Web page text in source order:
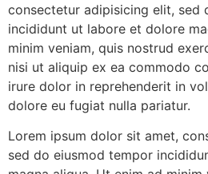
consectetur adipisicing elit, sed
incididunt ut labore et dolore
minim veniam, quis nostrud
nisi ut aliquip ex ea commodo
irure dolor in reprehenderit in
dolore eu fugiat nulla pariatur.
Lorem ipsum dolor sit amet,
sed do eiusmod tempor